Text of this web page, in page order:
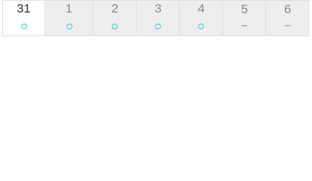
31
○
1
○
2
○
3
○
4
○
5
－
6
－